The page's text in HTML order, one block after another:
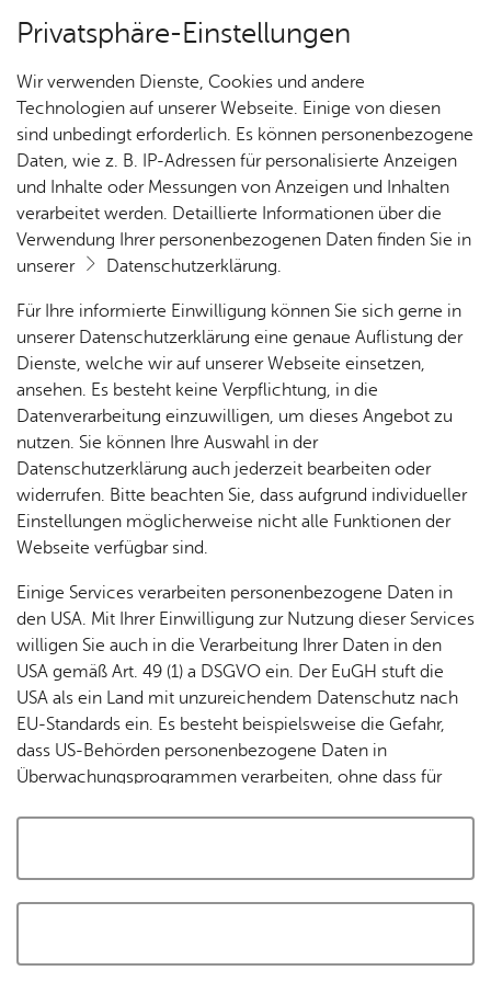
Kartenansicht
Cookie-Hinweis
Zum Laden dieser Karte wird eine Verbindung zu externen
Servern hergestellt. Diese verwenden Cookies und andere
Tracking-Technologien, um die Bedienung zu
personalisieren und zu verbessern. Weitere Informationen
finden Sie in unsererDatenschutzerklärung
Cookies akzeptieren und Karte laden
Privatsphäre-Einstellungen
Wir verwenden Dienste, Cookies und andere
Technologien auf unserer Webseite. Einige von diesen
sind unbedingt erforderlich. Es können personenbezogene
Daten, wie z. B. IP-Adressen für personalisierte Anzeigen
und Inhalte oder Messungen von Anzeigen und Inhalten
verarbeitet werden. Detaillierte Informationen über die
Verwendung Ihrer personenbezogenen Daten finden Sie in
unserer
Datenschutzerklärung.
Für Ihre informierte Einwilligung können Sie sich gerne in
unserer Datenschutzerklärung eine genaue Auflistung der
Dienste, welche wir auf unserer Webseite einsetzen,
ansehen. Es besteht keine Verpflichtung, in die
Datenverarbeitung einzuwilligen, um dieses Angebot zu
nutzen. Sie können Ihre Auswahl in der
Datenschutzerklärung auch jederzeit bearbeiten oder
widerrufen. Bitte beachten Sie, dass aufgrund individueller
Einstellungen möglicherweise nicht alle Funktionen der
Webseite verfügbar sind.
Einige Services verarbeiten personenbezogene Daten in
den USA. Mit Ihrer Einwilligung zur Nutzung dieser Services
willigen Sie auch in die Verarbeitung Ihrer Daten in den
USA gemäß Art. 49 (1) a DSGVO ein. Der EuGH stuft die
USA als ein Land mit unzureichendem Datenschutz nach
EU-Standards ein. Es besteht beispielsweise die Gefahr,
dass US-Behörden personenbezogene Daten in
Überwachungsprogrammen verarbeiten, ohne dass für